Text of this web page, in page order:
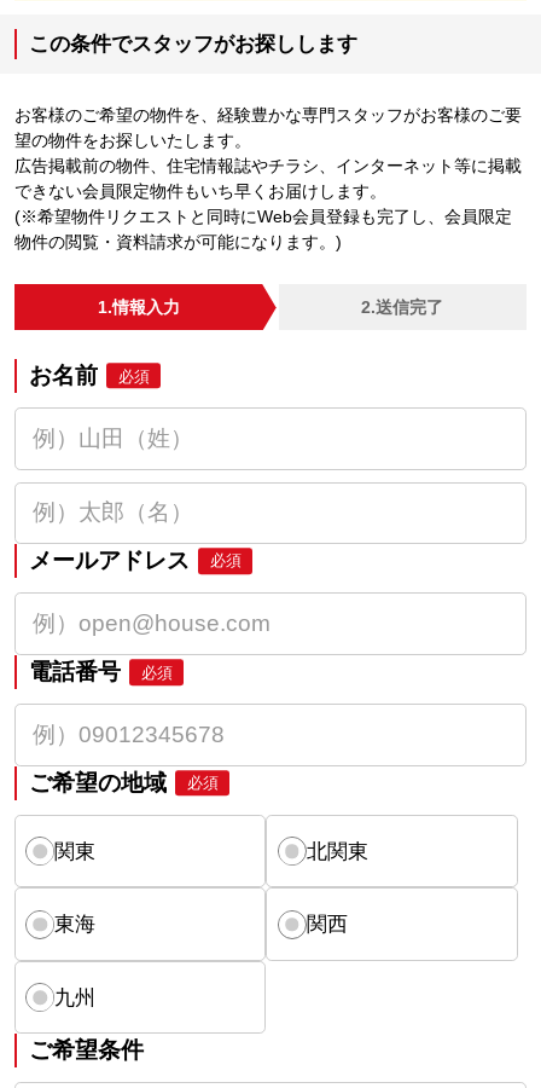
この条件でスタッフがお探しします
お客様のご希望の物件を、経験豊かな専門スタッフがお客様のご要
望の物件をお探しいたします。
広告掲載前の物件、住宅情報誌やチラシ、インターネット等に掲載
できない会員限定物件もいち早くお届けします。
(※希望物件リクエストと同時にWeb会員登録も完了し、会員限定
物件の閲覧・資料請求が可能になります。)
1.情報入力 2.送信完了
お名前 必須
メールアドレス 必須
電話番号 必須
ご希望の地域 必須
関東 北関東
東海 関西
九州
ご希望条件